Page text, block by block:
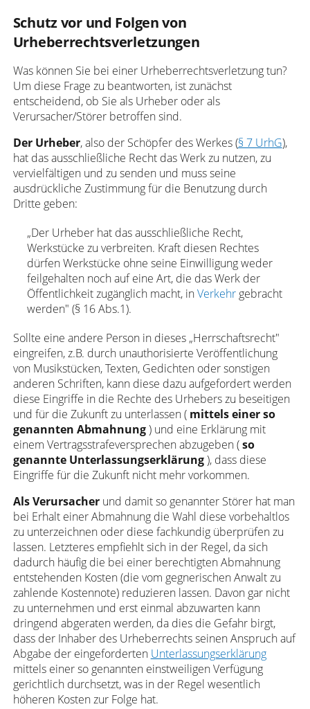
Schutz vor und Folgen von
Urheberrechtsverletzungen
Was können Sie bei einer Urheberrechtsverletzung tun?
Um diese Frage zu beantworten, ist zunächst
entscheidend, ob Sie als Urheber oder als
Verursacher/Störer betroffen sind.
Der Urheber, also der Schöpfer des Werkes (§ 7 UrhG),
hat das ausschließliche Recht das Werk zu nutzen, zu
vervielfältigen und zu senden und muss seine
ausdrückliche Zustimmung für die Benutzung durch
Dritte geben:
„Der Urheber hat das ausschließliche Recht,
Werkstücke zu verbreiten. Kraft diesen Rechtes
dürfen Werkstücke ohne seine Einwilligung weder
feilgehalten noch auf eine Art, die das Werk der
Öffentlichkeit zugänglich macht, inVerkehrgebracht
werden" (§ 16 Abs.1).
Sollte eine andere Person in dieses „Herrschaftsrecht"
eingreifen, z.B. durch unauthorisierte Veröffentlichung
von Musikstücken, Texten, Gedichten oder sonstigen
anderen Schriften, kann diese dazu aufgefordert werden
diese Eingriffe in die Rechte des Urhebers zu beseitigen
und für die Zukunft zu unterlassen (mittels einer so
genannten Abmahnung) und eine Erklärung mit
einem Vertragsstrafeversprechen abzugeben (so
genannte Unterlassungserklärung), dass diese
Eingriffe für die Zukunft nicht mehr vorkommen.
Als Verursacherund damit so genannter Störer hat man
bei Erhalt einer Abmahnung die Wahl diese vorbehaltlos
zu unterzeichnen oder diese fachkundig überprüfen zu
lassen. Letzteres empfiehlt sich in der Regel, da sich
dadurch häufig die bei einer berechtigten Abmahnung
entstehenden Kosten (die vom gegnerischen Anwalt zu
zahlende Kostennote) reduzieren lassen. Davon gar nicht
zu unternehmen und erst einmal abzuwarten kann
dringend abgeraten werden, da dies die Gefahr birgt,
dass der Inhaber des Urheberrechts seinen Anspruch auf
Abgabe der eingeforderten Unterlassungserklärung
mittels einer so genannten einstweiligen Verfügung
gerichtlich durchsetzt, was in der Regel wesentlich
höheren Kosten zur Folge hat.